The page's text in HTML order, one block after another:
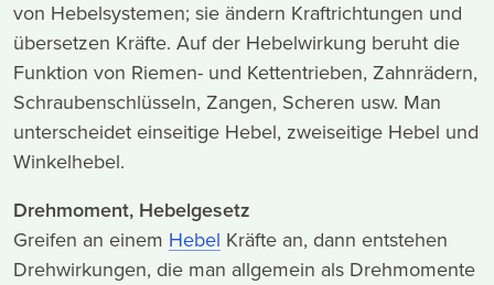
von Hebelsystemen; sie ändern Kraftrichtungen und
übersetzen Kräfte. Auf der Hebelwirkung beruht die
Funktion von Riemen- und Kettentrieben, Zahnrädern,
Schraubenschlüsseln, Zangen, Scheren usw. Man
unterscheidet einseitige Hebel, zweiseitige Hebel und
Winkelhebel.
Drehmoment, Hebelgesetz
Greifen an einem Hebel Kräfte an, dann entstehen
Drehwirkungen, die man allgemein als Drehmomente